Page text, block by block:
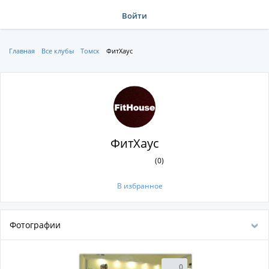
Войти
Главная Все клубы Томск ФитХаус
ФитХаус
(0)
В избранное
Фотографии
0